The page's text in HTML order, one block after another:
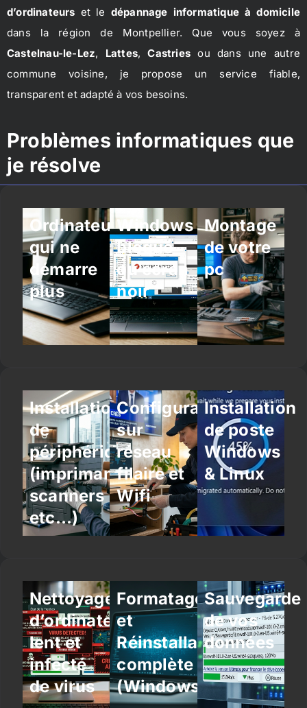
d’ordinateurs et le dépannage informatique à domicile
dans la région de Montpellier. Que vous soyez à
Castelnau-le-Lez, Lattes,Castries ou dans une autre
commune voisine, je propose un service fiable,
transparent et adapté à vos besoins.
Problèmes informatiques que
je résolve
Ordinateur
qui ne
démarre
plus
Windows
bloqué
ou écran
noir
Montage
de votre
pc
Installation
de
périphériques
(imprimantes,
scanners
etc…)
Configuration
sur
réseau
filaire et
Wifi
Installation
de poste
Windows
& Linux
Nettoyage
d’ordinateur
lent et
infecté
de virus
Formatage
et
Réinstallation
complète
(Windows/Linux)
Sauvegarde
de vos
données